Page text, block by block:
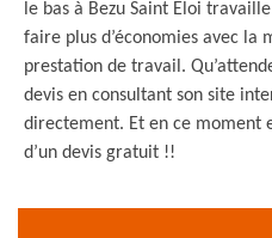
le bas à Bezu Saint Eloi
faire plus d’économies avec la
prestation de travail.
devis en consultant son site
directement. Et en ce moment
d’un devis gratuit !!